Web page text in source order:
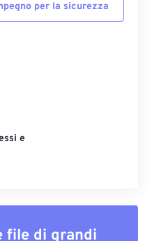
per la sicurezza
e
file di grandi